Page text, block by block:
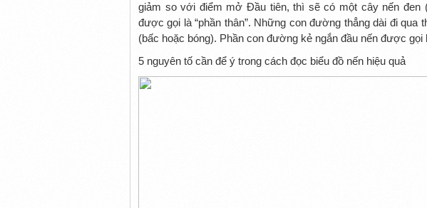
giảm so với điểm mở Đầu tiên, thì sẽ có một cây nến đen
được gọi là “phần thân”. Những con đường thẳng dài đi
(bấc hoặc bóng). Phần con đường kẻ ngắn đầu nến được gọi
5 nguyên tố cần để ý trong cách đọc biểu đồ nến hiệu quả